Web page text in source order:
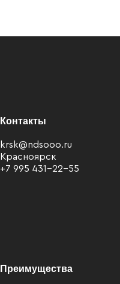
Контакты
krsk@ndsooo.ru
Красноярск
+7 995 431-22-55
Преимущества